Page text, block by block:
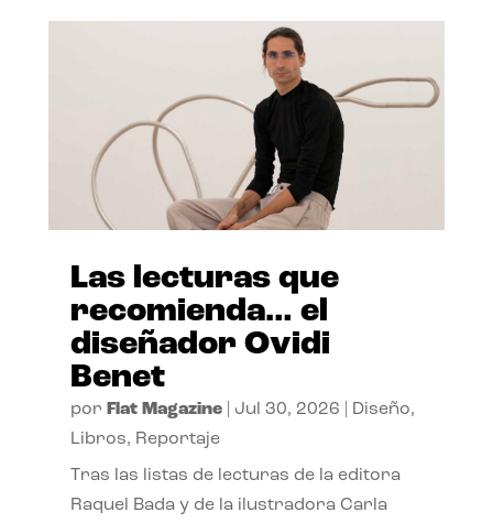
Las lecturas que
recomienda… el
diseñador Ovidi
Benet
por Flat Magazine| Jul 30, 2026 Diseño,
Libros, Reportaje
Tras las listas de lecturas de la editora
Raquel Bada y de la ilustradora Carla